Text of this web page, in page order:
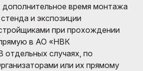
дополнительное время монтажа
и экспозиции
при прохождении
в АО «НВК
отдельных случаях, по
или их прямому